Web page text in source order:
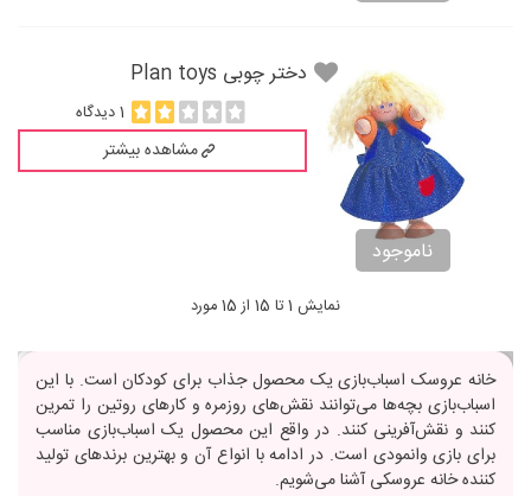
ناموجود
دختر چوبی Plan toys
1 دیدگاه
مشاهده بیشتر
نمایش 1 تا 15 از 15 مورد
خانه عروسک اسباب‌بازی یک محصول جذاب برای کودکان است. با این
اسباب‌بازی بچه‌ها می‌توانند نقش‌های روزمره و کارهای روتین را تمرین
کنند و نقش‌آفرینی کنند. در واقع این محصول یک اسباب‌بازی مناسب
برای بازی وانمودی است. در ادامه با انواع آن و بهترین برندهای تولید
کننده خانه عروسکی آشنا می‌شویم.